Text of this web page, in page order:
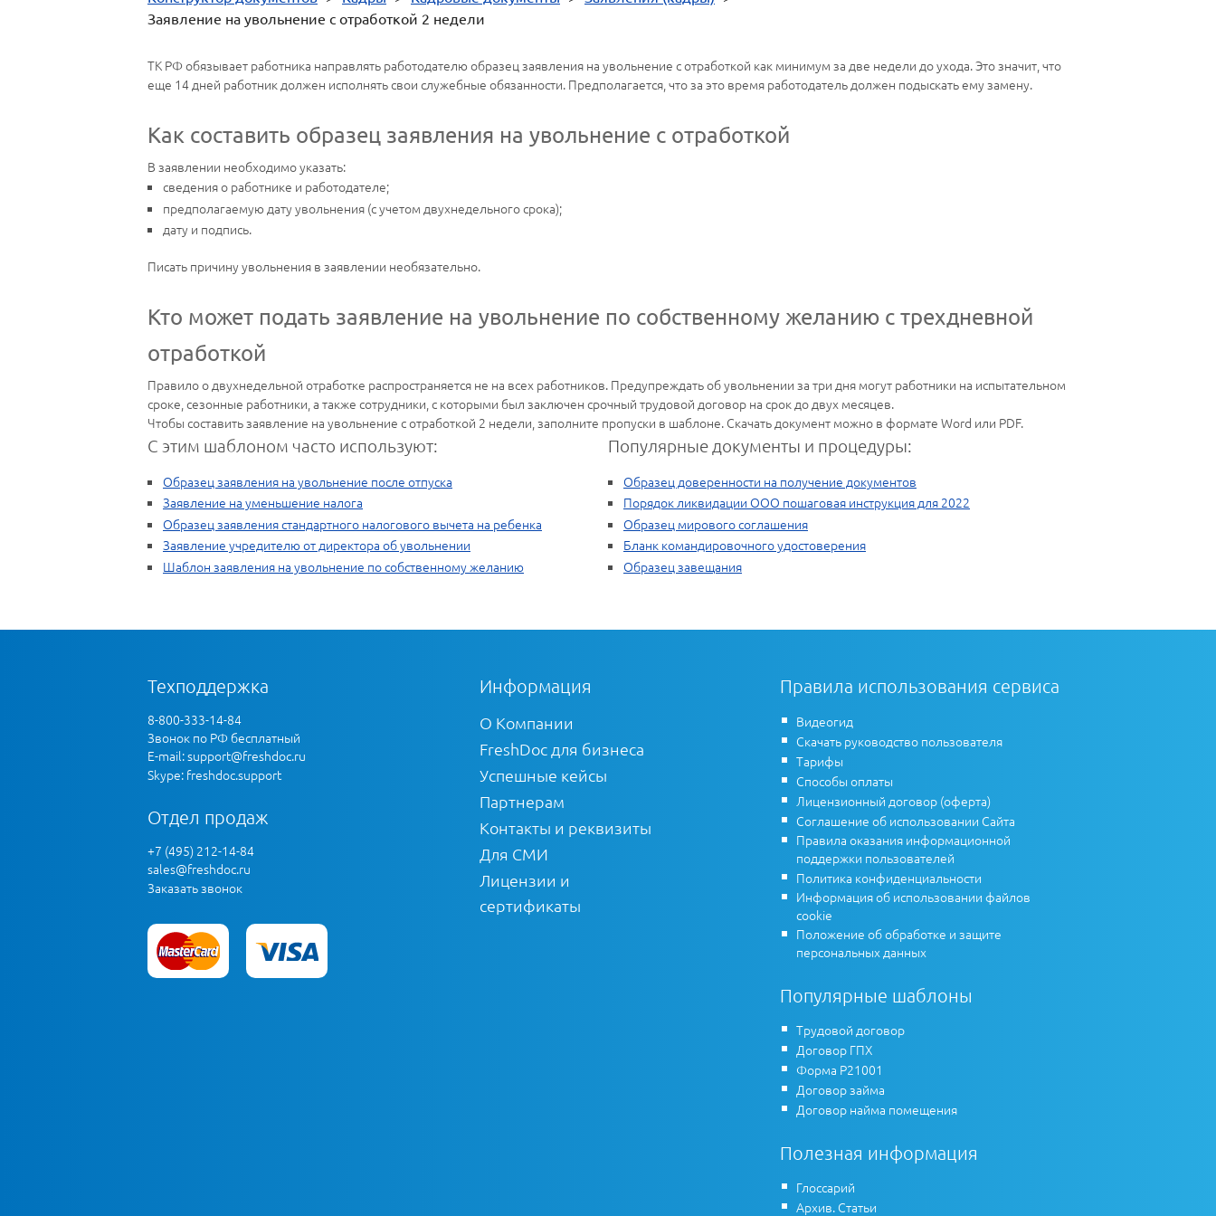
Заявление на увольнение с отработкой 2 недели
ТК РФ обязывает работника направлять работодателю образец заявления на увольнение с отработкой как минимум за две недели до ухода. Это значит, что
еще 14 дней работник должен исполнять свои служебные обязанности. Предполагается, что за это время работодатель должен подыскать ему замену.
Как составить образец заявления на увольнение с отработкой
В заявлении необходимо указать:
сведения о работнике и работодателе;
предполагаемую дату увольнения (с учетом двухнедельного срока);
дату и подпись.
Писать причину увольнения в заявлении необязательно.
Кто может подать заявление на увольнение по собственному желанию с трехдневной
отработкой
Правило о двухнедельной отработке распространяется не на всех работников. Предупреждать об увольнении за три дня могут работники на испытательном
сроке, сезонные работники, а также сотрудники, с которыми был заключен срочный трудовой договор на срок до двух месяцев.
Чтобы составить заявление на увольнение с отработкой 2 недели, заполните пропуски в шаблоне. Скачать документ можно в формате Word или PDF.
С этим шаблоном часто используют:
Образец заявления на увольнение после отпуска
Заявление на уменьшение налога
Образец заявления стандартного налогового вычета на ребенка
Заявление учредителю от директора об увольнении
Шаблон заявления на увольнение по собственному желанию
Популярные документы и процедуры:
Образец доверенности на получение документов
Порядок ликвидации ООО пошаговая инструкция для 2022
Образец мирового соглашения
Бланк командировочного удостоверения
Образец завещания
Техподдержка
8-800-333-14-84
Звонок по РФ бесплатный
E-mail:support@freshdoc.ru
Skype: freshdoc.support
Отдел продаж
+7 (495) 212-14-84
sales@freshdoc.ru
Заказать звонок
Информация
О Компании
FreshDoc для бизнеса
Успешные кейсы
Партнерам
Контакты и реквизиты
Для СМИ
Лицензии и
сертификаты
Правила использования сервиса
Видеогид
Скачать руководство пользователя
Тарифы
Способы оплаты
Лицензионный договор (оферта)
Соглашение об использовании Сайта
Правила оказания информационной
поддержки пользователей
Политика конфиденциальности
Информация об использовании файлов
cookie
Положение об обработке и защите
персональных данных
Популярные шаблоны
Трудовой договор
Договор ГПХ
Форма Р21001
Договор займа
Договор найма помещения
Полезная информация
Глоссарий
Архив. Статьи